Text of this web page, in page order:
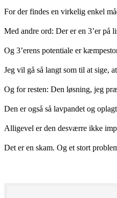
For der findes en virkelig enkel
Med andre ord: Der er en 3’er på
Og 3’erens potentiale er
Jeg vil gå så langt som til at sige,
Og for resten: Den løsning, jeg
Den er også så lavpandet og
Alligevel er den desværre ikke
Det er en skam. Og et stort